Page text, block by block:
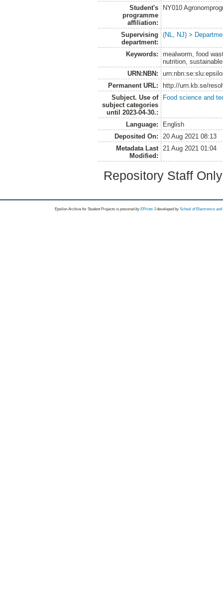
Student's
programme
affiliation:
NY010
Supervising
department:
(NL, NJ) >
Keywords:
mealworm, food
nutrition,
URN:NBN:
Permanent URL:
http://urn.kb.se/
Subject. Use of
subject categories
until 2023-04-30.:
Food science and
Language:
English
Deposited On:
20 Aug 2021 08:13
Metadata Last
Modified:
21 Aug 2021 01:04
Repository Staff
Epsilon Archive for Student Projects is powored byEPrints 3 developed by School of Electronics